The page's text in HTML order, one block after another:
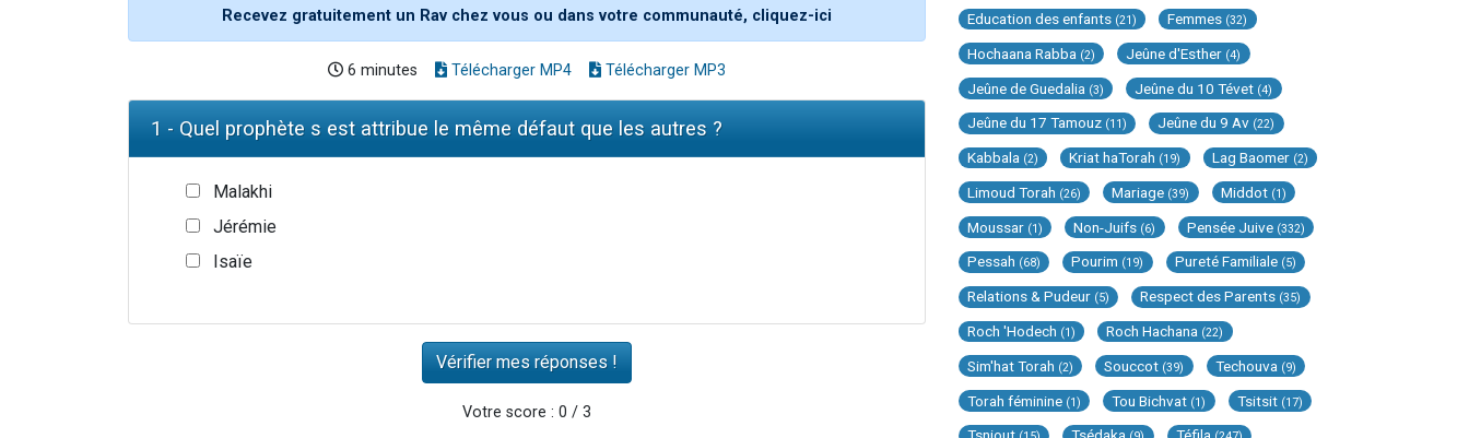
Recevez gratuitement un Rav chez vous ou dans votre communauté, cliquez-ici
6 minutes Télécharger MP4 Télécharger MP3
1 - Quel prophète s est attribue le même défaut que les autres ?
Malakhi
Jérémie
Isaïe
Votre score : 0 / 3
Education des enfants (21) Femmes (32)
Hochaana Rabba (2) Jeûne d'Esther (4)
Jeûne de Guedalia (3) Jeûne du 10 Tévet (4)
Jeûne du 17 Tamouz (11) Jeûne du 9 Av (22)
Kabbala (2) Kriat haTorah (19) Lag Baomer (2)
Limoud Torah (26) Mariage (39) Middot (1)
Moussar (1) Non-Juifs (6) Pensée Juive (332)
Pessah (68) Pourim (19) Pureté Familiale (5)
Relations & Pudeur (5) Respect des Parents (35)
Roch 'Hodech (1) Roch Hachana (22)
Sim'hat Torah (2) Souccot (39) Techouva (9)
Torah féminine (1) Tou Bichvat (1) Tsitsit (17)